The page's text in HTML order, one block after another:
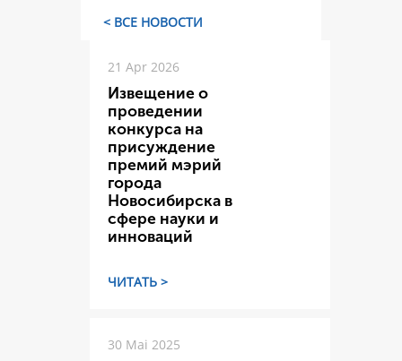
< ВСЕ НОВОСТИ
21 Apr 2026
Извещение о
проведении
конкурса на
присуждение
премий мэрий
города
Новосибирска в
сфере науки и
инноваций
ЧИТАТЬ >
30 Mai 2025